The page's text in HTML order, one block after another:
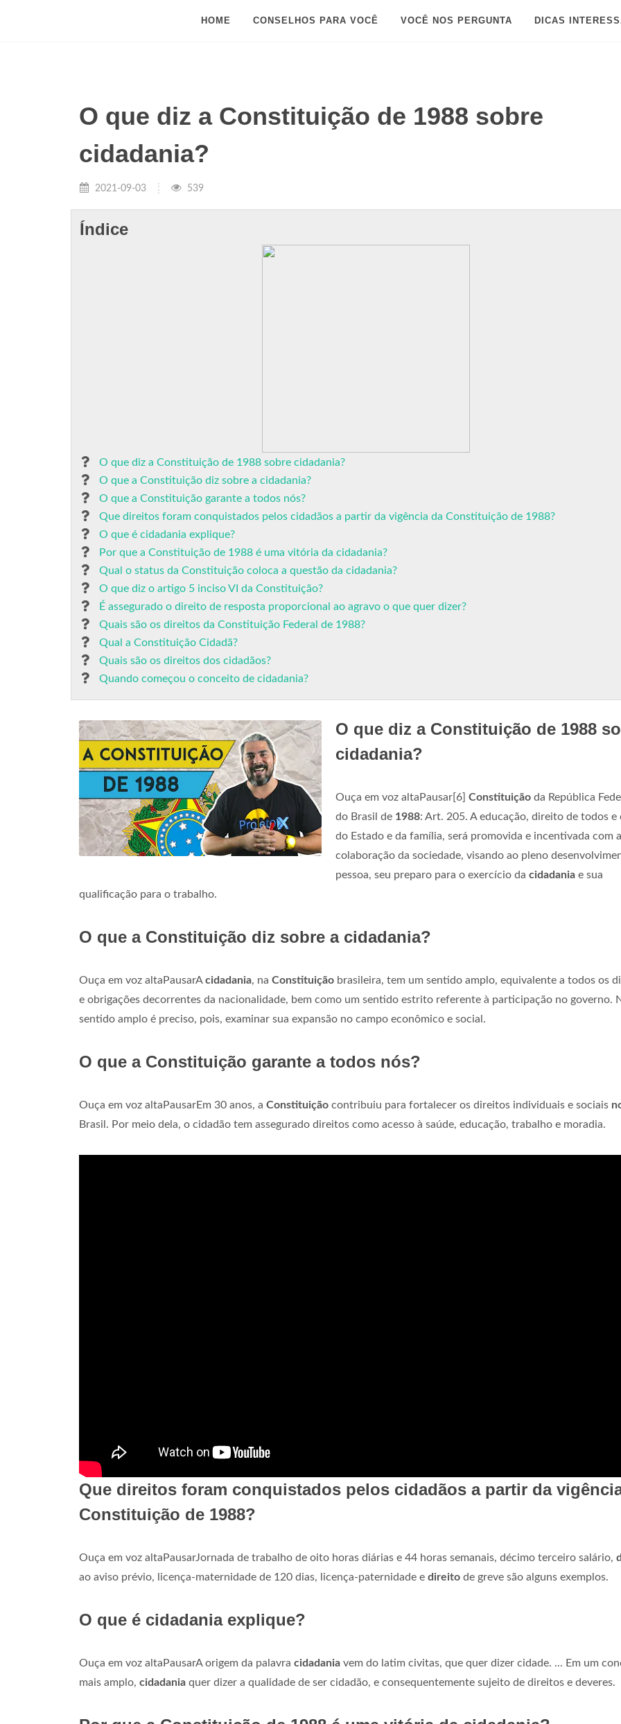
HOME CONSELHOS PARA VOCÊ VOCÊ NOS PERGUNTA DICAS
O que diz a Constituição de 1988 sobre
cidadania?
2021-09-03 539
Índice
O que diz a Constituição de 1988 sobre cidadania?
O que a Constituição diz sobre a cidadania?
O que a Constituição garante a todos nós?
Que direitos foram conquistados pelos cidadãos a partir da vigência da Constituição de 1988?
O que é cidadania explique?
Por que a Constituição de 1988 é uma vitória da cidadania?
Qual o status da Constituição coloca a questão da cidadania?
O que diz o artigo 5 inciso VI da Constituição?
É assegurado o direito de resposta proporcional ao agravo o que quer dizer?
Quais são os direitos da Constituição Federal de 1988?
Qual a Constituição Cidadã?
Quais são os direitos dos cidadãos?
Quando começou o conceito de cidadania?
O que diz a Constituição de 1988
cidadania?
Ouça em voz altaPausar[6] Constituição da República
do Brasil de 1988: Art. 205. A educação, direito de todos e
do Estado e da família, será promovida e incentivada com a
colaboração da sociedade, visando ao pleno
pessoa, seu preparo para o exercício da cidadania e sua
qualificação para o trabalho.
O que a Constituição diz sobre a cidadania?
Ouça em voz altaPausarAcidadania, na Constituição brasileira, tem um sentido amplo, equivalente a todos os
e obrigações decorrentes da nacionalidade, bem como um sentido estrito referente à participação no governo.
sentido amplo é preciso, pois, examinar sua expansão no campo econômico e social.
O que a Constituição garante a todos nós?
Ouça em voz altaPausarEm 30 anos, a Constituição contribuiu para fortalecer os direitos individuais e sociais
Brasil. Por meio dela, o cidadão tem assegurado direitos como acesso à saúde, educação, trabalho e moradia.
Que direitos foram conquistados pelos cidadãos a partir da
Constituição de 1988?
Ouça em voz altaPausarJornada de trabalho de oito horas diárias e 44 horas semanais, décimo terceiro salário,
ao aviso prévio, licença-maternidade de 120 dias, licença-paternidade e direito de greve são alguns exemplos.
O que é cidadania explique?
Ouça em voz altaPausarA origem da palavra cidadania vem do latim civitas, que quer dizer cidade. ... Em um
mais amplo, cidadania quer dizer a qualidade de ser cidadão, e consequentemente sujeito de direitos e deveres.